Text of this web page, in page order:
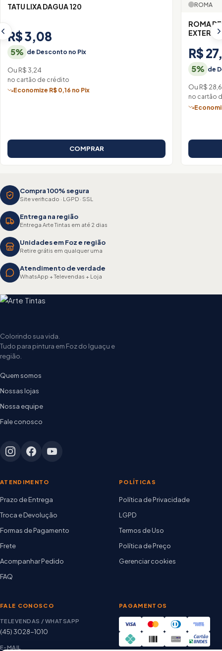
TATU LIXA DAGUA 120
R$ 3,08
5% de Desconto no Pix
Ou R$ 3,24
no cartão de crédito
Economize R$ 0,16 no Pix
COMPRAR
ROMA
ROMA
R$
5% de
Ou R$
no cartão
Compra 100% segura
Site verificado · LGPD · SSL
Entrega na região
Entrega Arte Tintas em até 2 dias
Unidades em Foz e região
Retire grátis em qualquer uma
Atendimento de verdade
WhatsApp + Televendas + Loja
Colorindo sua vida.
Tudo para pintura em Foz do Iguaçu e
região.
Quem somos
Nossas lojas
Nossa equipe
Fale conosco
ATENDIMENTO
Prazo de Entrega
Troca e Devolução
Formas de Pagamento
Frete
Acompanhar Pedido
FAQ
POLÍTICAS
Política de Privacidade
LGPD
Termos de Uso
Política de Preço
Gerenciar cookies
FALE CONOSCO
TELEVENDAS / WHATSAPP
(45) 3028-1010
E-MAIL
PAGAMENTOS